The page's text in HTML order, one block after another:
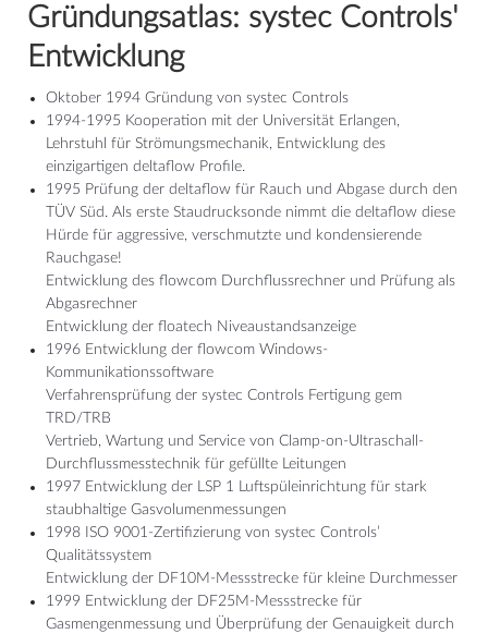
Gründungsatlas: systec Controls'
Entwicklung
Oktober 1994 Gründung von systec Controls
1994-1995 Kooperation mit der Universität Erlangen,
Lehrstuhl für Strömungsmechanik, Entwicklung des
einzigartigen deltaflow Profile.
1995 Prüfung der deltaflow für Rauch und Abgase durch den
TÜV Süd. Als erste Staudrucksonde nimmt die deltaflow diese
Hürde für aggressive, verschmutzte und kondensierende
Rauchgase!
Entwicklung des flowcom Durchflussrechner und Prüfung als
Abgasrechner
Entwicklung der floatech Niveaustandsanzeige
1996 Entwicklung der flowcom Windows-
Kommunikationssoftware
Verfahrensprüfung der systec Controls Fertigung gem
TRD/TRB
Vertrieb, Wartung und Service von Clamp-on-Ultraschall-
Durchflussmesstechnik für gefüllte Leitungen
1997 Entwicklung der LSP 1 Luftspüleinrichtung für stark
staubhaltige Gasvolumenmessungen
1998 ISO 9001-Zertifizierung von systec Controls’
Qualitätssystem
Entwicklung der DF10M-Messstrecke für kleine Durchmesser
1999 Entwicklung der DF25M-Messstrecke für
Gasmengenmessung und Überprüfung der Genauigkeit durch